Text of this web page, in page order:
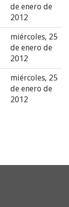
de enero de
2012
miércoles, 25
de enero de
2012
miércoles, 25
de enero de
2012